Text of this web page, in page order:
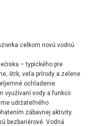
celkom novú vodnú
– typického pre
štrk, veľa prírody a zelene
ochladenie.
využívaní vody a funkcii
udržateľného
zábavnej aktivity.
bezbariérové. Vodná